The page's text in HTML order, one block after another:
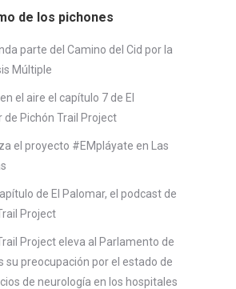
de los pichones
parte del Camino del Cid por la
Múltiple
el aire el capítulo 7 de El
de Pichón Trail Project
el proyecto #EMpláyate en Las
de El Palomar, el podcast de
Project
Project eleva al Parlamento de
su preocupación por el estado de
de neurología en los hospitales